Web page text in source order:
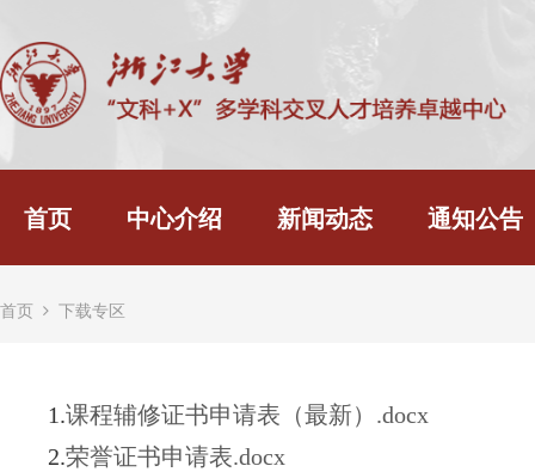
首页 中心介绍 新闻动态 通知公告
首页 下载专区
1.课程辅修证书申请表（最新）.docx
2.荣誉证书申请表.docx